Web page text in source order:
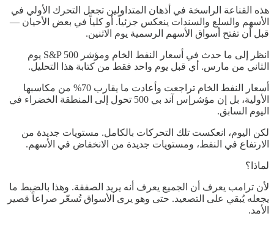
هذه القناعة الراسخة في أذهان المتداولين تجعل التحرك الأولي في
الأسهم والسلع والسندات ينعكس جزئياً. أو كلياً في بعض الأحيان —
قبل أن تفتح أسواق الأسهم الرسمية يوم الاثنين.
انظر إلى ما حدث في أسعار النفط الخام ومؤشر S&P 500 يوم
الثاني من مارس. أي قبل يوم واحد فقط من كتابة هذا التحليل.
أسعار النفط الخام تراجعت وأعادت ما يقارب 70% من مكاسبها
الأولية، بل إن مؤشرإس آند بي 500 تحول إلى المنطقة الخضراء في
اليوم السابق.
لكن اليوم، انعكست تلك التحركات بالكامل. مستويات جديدة من
الارتفاع في النفط، ومستويات جديدة من الانخفاض في الأسهم.
لماذا؟
لأن ترامب يعرف أن الجميع يعرف أنه يريد الصفقة. وهذا بالضبط ما
يجعله يُبقي على التصعيد. حتى وهو يرى الأسواق تُسعّر صراعاً قصير
الأمد.